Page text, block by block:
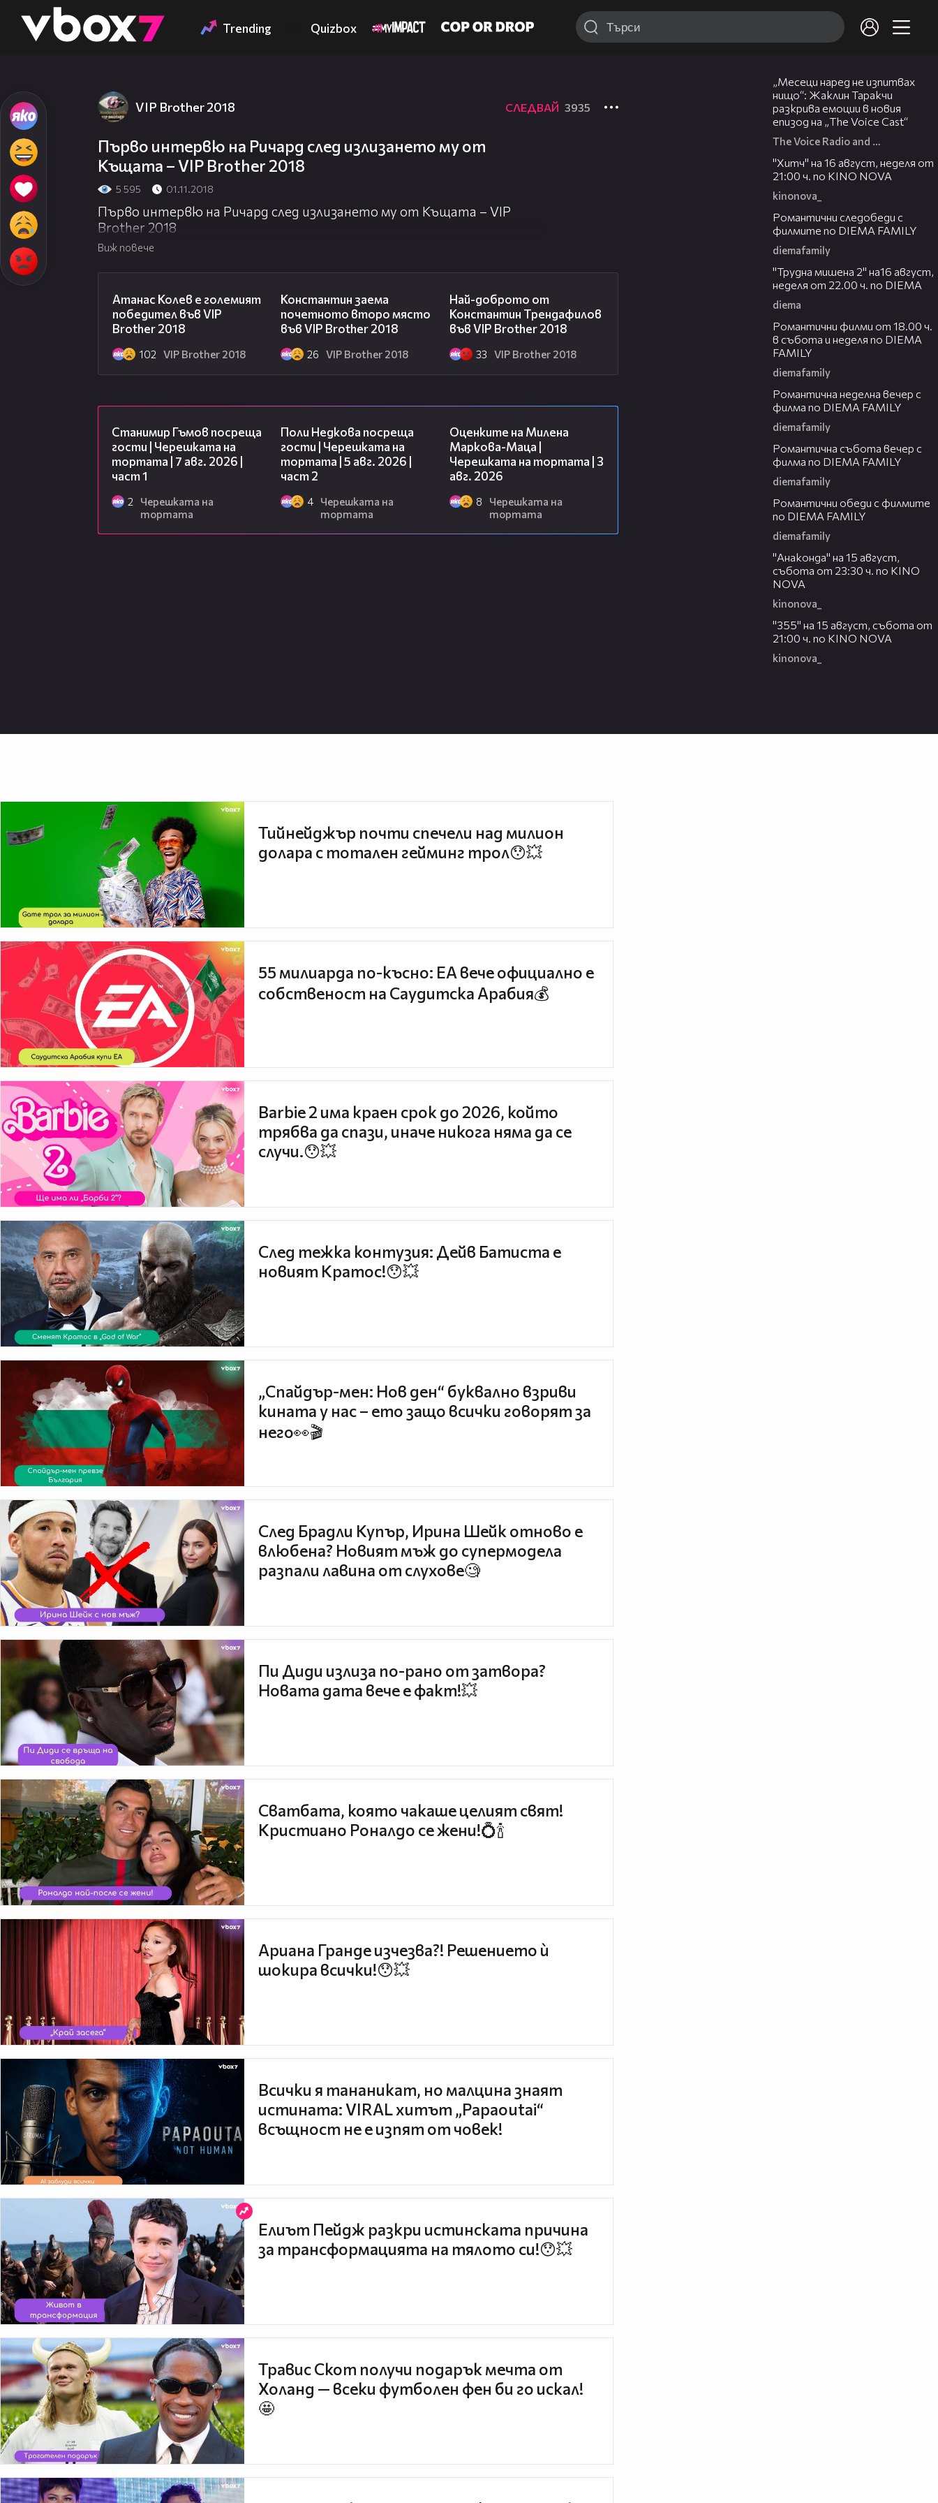
👾 Trending Quizbox
VIP Brother 2018 СЛЕДВАЙ 3935
Първо интервю на Ричард след излизането му от
Къщата – VIP Brother 2018
5 595 01.11.2018
Първо интервю на Ричард след излизането му от Къщата – VIP
Brother 2018
Виж повече
Атанас Колев е големият
победител във VIP
Brother 2018
102 VIP Brother 2018
Константин заема
почетното второ място
във VIP Brother 2018
26 VIP Brother 2018
Най-доброто от
Константин Трендафилов
във VIP Brother 2018
33 VIP Brother 2018
Станимир Гъмов посреща
гости | Черешката на
тортата | 7 авг. 2026 |
част 1
2
Черешката на
тортата
Поли Недкова посреща
гости | Черешката на
тортата | 5 авг. 2026 |
част 2
4
Черешката на
тортата
Оценките на Милена
Маркова-Маца |
Черешката на тортата | 3
авг. 2026
8
Черешката на
тортата
„Месеци наред не изпитвах
нищо“: Жаклин Таракчи
разкрива емоции в новия
епизод на „The Voice Cast“
The Voice Radio and TV Bulgaria
"Хитч" на 16 август, неделя от
21:00 ч. по KINO NOVA
kinonova_
Романтични следобеди с
филмите по DIEMA FAMILY
diemafamily
"Трудна мишена 2" на16 август,
неделя от 22.00 ч. по DIEMA
diema
Романтични филми от 18.00 ч.
в събота и неделя по DIEMA
FAMILY
diemafamily
Романтичнa неделна вечер с
филма по DIEMA FAMILY
diemafamily
Романтичнa събота вечер с
филма по DIEMA FAMILY
diemafamily
Романтични обеди с филмите
по DIEMA FAMILY
diemafamily
"Анаконда" на 15 август,
събота от 23:30 ч. по KINO
NOVA
kinonova_
"355" на 15 август, събота от
21:00 ч. по KINO NOVA
kinonova_
Тийнейджър почти спечели над милион
долара с тотален гейминг трол😯💥
55 милиарда по-късно: EA вече официално е
собственост на Саудитска Арабия💰
Barbie 2 има краен срок до 2026, който
трябва да спази, иначе никога няма да се
случи.😯💥
След тежка контузия: Дейв Батиста е
новият Кратос!😯💥
„Спайдър-мен: Нов ден“ буквално взриви
кината у нас – ето защо всички говорят за
него👀🎬
След Брадли Купър, Ирина Шейк отново е
влюбена? Новият мъж до супермодела
разпали лавина от слухове🧐
Пи Диди излиза по-рано от затвора?
Новата дата вече е факт!💥
Сватбата, която чакаше целият свят!
Кристиано Роналдо се жени!💍🍾
Ариана Гранде изчезва?! Решението ѝ
шокира всички!😯💥
Всички я тананикат, но малцина знаят
истината: VIRAL хитът „Papaoutai“
всъщност не е изпят от човек!
Елиът Пейдж разкри истинската причина
за трансформацията на тялото си!😯💥
Травис Скот получи подарък мечта от
Холанд — всеки футболен фен би го искал!
🤩